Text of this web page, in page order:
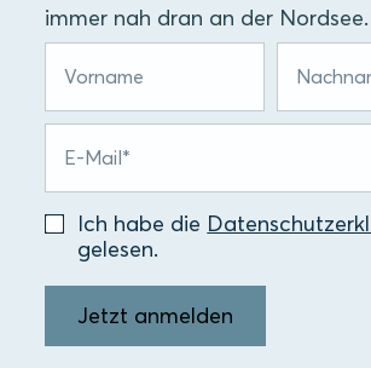
immer nah dran an der Nordsee.
Ich habe die
gelesen.
Jetzt anmelden